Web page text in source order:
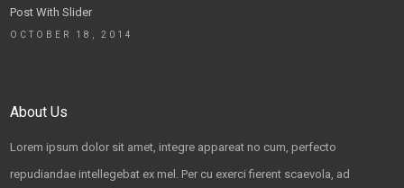
Post With Slider
OCTOBER 18, 2014
About Us
Lorem ipsum dolor sit amet, integre appareat no cum, perfecto
repudiandae intellegebat ex mel. Per cu exerci fierent scaevola, ad